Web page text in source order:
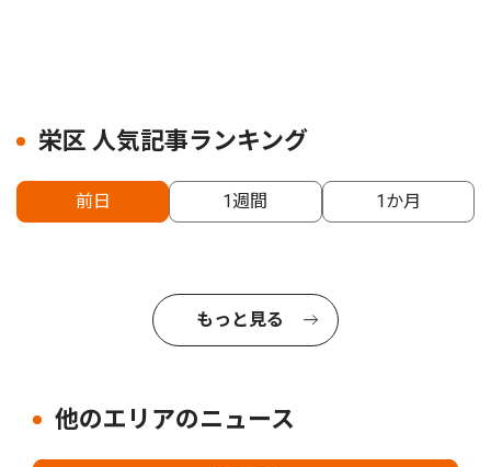
栄区 人気記事ランキング
前日 1週間 1か月
もっと見る
他のエリアのニュース